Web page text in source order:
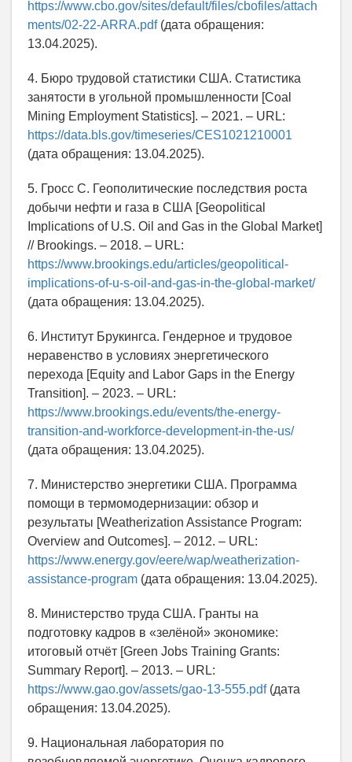
https://www.cbo.gov/sites/default/files/cbofiles/attach
ments/02-22-ARRA.pdf(дата обращения:
13.04.2025).
4. Бюро трудовой статистики США. Статистика
занятости в угольной промышленности [Coal
Mining Employment Statistics]. – 2021. – URL:
https://data.bls.gov/timeseries/CES1021210001
(дата обращения: 13.04.2025).
5. Гросс С. Геополитические последствия роста
добычи нефти и газа в США [Geopolitical
Implications of U.S. Oil and Gas in the Global Market]
// Brookings. – 2018. – URL:
https://www.brookings.edu/articles/geopolitical-
implications-of-u-s-oil-and-gas-in-the-global-market/
(дата обращения: 13.04.2025).
6. Институт Брукингса. Гендерное и трудовое
неравенство в условиях энергетического
перехода [Equity and Labor Gaps in the Energy
Transition]. – 2023. – URL:
https://www.brookings.edu/events/the-energy-
transition-and-workforce-development-in-the-us/
(дата обращения: 13.04.2025).
7. Министерство энергетики США. Программа
помощи в термомодернизации: обзор и
результаты [Weatherization Assistance Program:
Overview and Outcomes]. – 2012. – URL:
https://www.energy.gov/eere/wap/weatherization-
assistance-program (дата обращения: 13.04.2025).
8. Министерство труда США. Гранты на
подготовку кадров в «зелёной» экономике:
итоговый отчёт [Green Jobs Training Grants:
Summary Report]. – 2013. – URL:
https://www.gao.gov/assets/gao-13-555.pdf(дата
обращения: 13.04.2025).
9. Национальная лаборатория по